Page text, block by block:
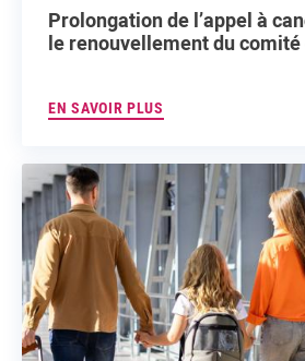
Prolongation de l’appel à
le renouvellement du comité
EN SAVOIR PLUS